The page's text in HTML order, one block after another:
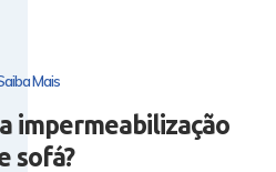
Mais
impermeabilização
sofá?